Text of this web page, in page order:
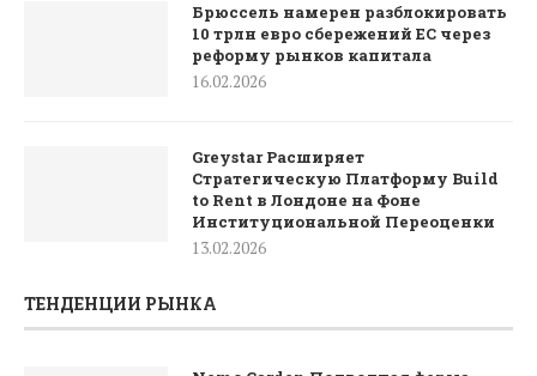
Брюссель намерен разблокировать
10 трлн евро сбережений ЕС через
реформу рынков капитала
16.02.2026
Greystar Расширяет
Стратегическую Платформу Build
to Rent в Лондоне на Фоне
Институциональной Переоценки
13.02.2026
ТЕНДЕНЦИИ РЫНКА